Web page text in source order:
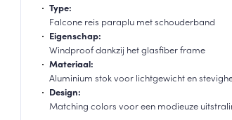
Type:
Falcone reis paraplu met schouderband
Eigenschap:
Windproof dankzij het glasfiber frame
Materiaal:
Aluminium stok voor lichtgewicht en
Design:
Matching colors voor een modieuze